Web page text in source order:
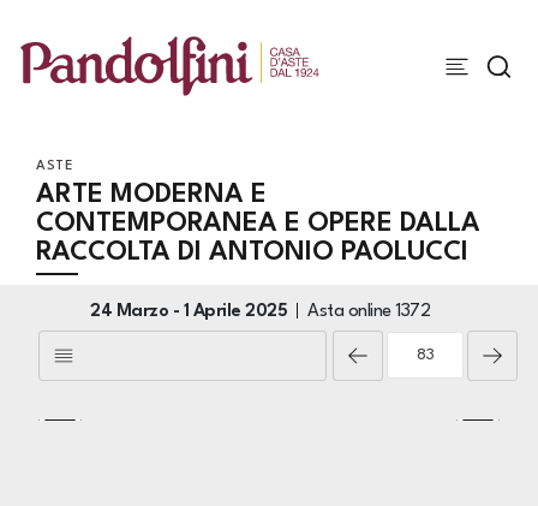
ASTE
ARTE MODERNA E
CONTEMPORANEA E OPERE DALLA
RACCOLTA DI ANTONIO PAOLUCCI
24 Marzo - 1 Aprile 2025 Asta online 1372